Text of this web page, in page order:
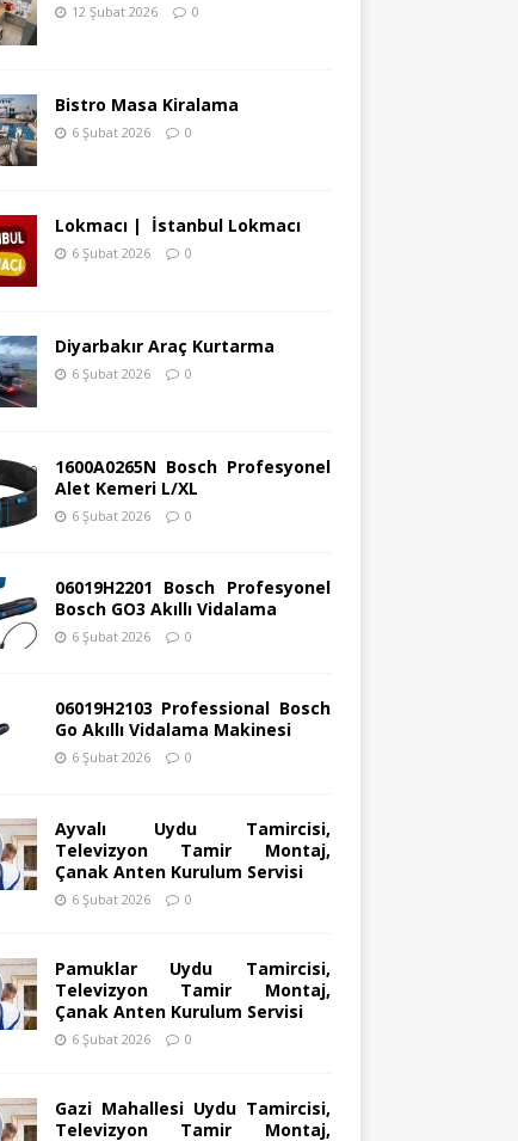
12 Şubat 2026 0
Bistro Masa Kiralama
6 Şubat 2026 0
Lokmacı | İstanbul Lokmacı
6 Şubat 2026 0
Diyarbakır Araç Kurtarma
6 Şubat 2026 0
1600A0265N Bosch Profesyonel
Alet Kemeri L/XL
6 Şubat 2026 0
06019H2201 Bosch Profesyonel
Bosch GO3 Akıllı Vidalama
6 Şubat 2026 0
06019H2103 Professional Bosch
Go Akıllı Vidalama Makinesi
6 Şubat 2026 0
Ayvalı Uydu Tamircisi,
Televizyon Tamir Montaj,
Çanak Anten Kurulum Servisi
6 Şubat 2026 0
Pamuklar Uydu Tamircisi,
Televizyon Tamir Montaj,
Çanak Anten Kurulum Servisi
6 Şubat 2026 0
Gazi Mahallesi Uydu Tamircisi,
Televizyon Tamir Montaj,